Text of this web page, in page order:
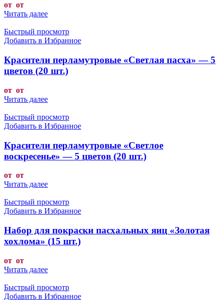
от от
Читать далее
Быстрый просмотр
Добавить в Избранное
Красители перламутровые «Светлая пасха» — 5
цветов (20 шт.)
от от
Читать далее
Быстрый просмотр
Добавить в Избранное
Красители перламутровые «Светлое
воскресенье» — 5 цветов (20 шт.)
от от
Читать далее
Быстрый просмотр
Добавить в Избранное
Набор для покраски пасхальных яиц «Золотая
хохлома» (15 шт.)
от от
Читать далее
Быстрый просмотр
Добавить в Избранное